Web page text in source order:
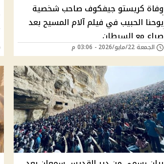
وفاة كريستو جيفكوف صاحب شخصية
يوحنا الحبيب في فيلم آلام المسيح بعد
صراع مع السرطان
الجمعة 22/مايو/2026 - 03:06 م